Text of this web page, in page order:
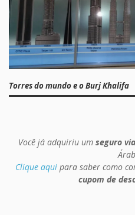
Torres do mundo e o Burj Khalifa
Você já adquiriu um seguro
Clique aquipara saber como
cupom de